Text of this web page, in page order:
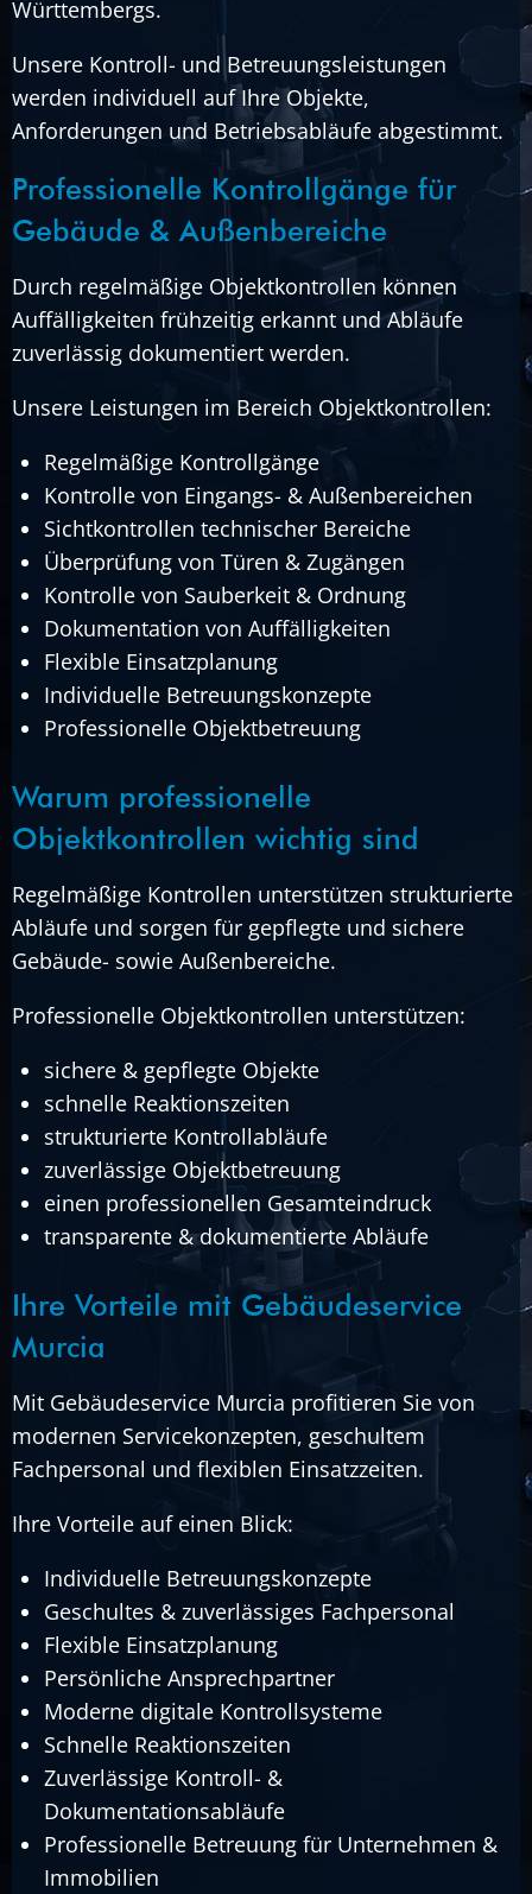
Württembergs.
Unsere Kontroll- und Betreuungsleistungen
werden individuell auf Ihre Objekte,
Anforderungen und Betriebsabläufe abgestimmt.
Professionelle Kontrollgänge für
Gebäude & Außenbereiche
Durch regelmäßige Objektkontrollen können
Auffälligkeiten frühzeitig erkannt und Abläufe
zuverlässig dokumentiert werden.
Unsere Leistungen im Bereich Objektkontrollen:
Regelmäßige Kontrollgänge
Kontrolle von Eingangs- & Außenbereichen
Sichtkontrollen technischer Bereiche
Überprüfung von Türen & Zugängen
Kontrolle von Sauberkeit & Ordnung
Dokumentation von Auffälligkeiten
Flexible Einsatzplanung
Individuelle Betreuungskonzepte
Professionelle Objektbetreuung
Warum professionelle
Objektkontrollen wichtig sind
Regelmäßige Kontrollen unterstützen strukturierte
Abläufe und sorgen für gepflegte und sichere
Gebäude- sowie Außenbereiche.
Professionelle Objektkontrollen unterstützen:
sichere & gepflegte Objekte
schnelle Reaktionszeiten
strukturierte Kontrollabläufe
zuverlässige Objektbetreuung
einen professionellen Gesamteindruck
transparente & dokumentierte Abläufe
Ihre Vorteile mit Gebäudeservice
Murcia
Mit Gebäudeservice Murcia profitieren Sie von
modernen Servicekonzepten, geschultem
Fachpersonal und flexiblen Einsatzzeiten.
Ihre Vorteile auf einen Blick:
Individuelle Betreuungskonzepte
Geschultes & zuverlässiges Fachpersonal
Flexible Einsatzplanung
Persönliche Ansprechpartner
Moderne digitale Kontrollsysteme
Schnelle Reaktionszeiten
Zuverlässige Kontroll- &
Dokumentationsabläufe
Professionelle Betreuung für Unternehmen &
Immobilien